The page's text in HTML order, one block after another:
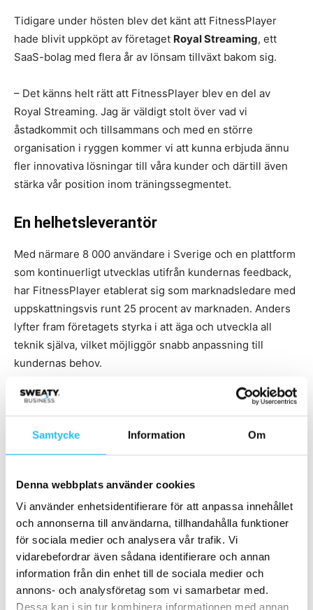
Samtycke Information Om
Denna webbplats använder cookies
Vi använder enhetsidentifierare för att anpassa innehållet
och annonserna till användarna, tillhandahålla funktioner
för sociala medier och analysera vår trafik. Vi
vidarebefordrar även sådana identifierare och annan
information från din enhet till de sociala medier och
annons- och analysföretag som vi samarbetar med.
Dessa kan i sin tur kombinera informationen med annan
Tidigare under hösten blev det känt att FitnessPlayer
hade blivit uppköpt av företaget Royal Streaming, ett
SaaS-bolag med flera år av lönsam tillväxt bakom sig.
– Det känns helt rätt att FitnessPlayer blev en del av
Royal Streaming. Jag är väldigt stolt över vad vi
åstadkommit och tillsammans och med en större
organisation i ryggen kommer vi att kunna erbjuda ännu
fler innovativa lösningar till våra kunder och därtill även
stärka vår position inom träningssegmentet.
En helhetsleverantör
Med närmare 8 000 användare i Sverige och en plattform
som kontinuerligt utvecklas utifrån kundernas feedback,
har FitnessPlayer etablerat sig som marknadsledare med
uppskattningsvis runt 25 procent av marknaden. Anders
lyfter fram företagets styrka i att äga och utveckla all
teknik själva, vilket möjliggör snabb anpassning till
kundernas behov.
– Vi är inte bara en leverantör, vi är en partner som
hjälper våra kunder att skapa bättre upplevelser för sina
medlemmar, avslutar Anders.
skapar en bättre träningsupplevelse utan också stärker
banden mellan gym och deras medlemmar. Med fortsatt
fokus på innovation är de redo att ta nästa steg i
utvecklingen.